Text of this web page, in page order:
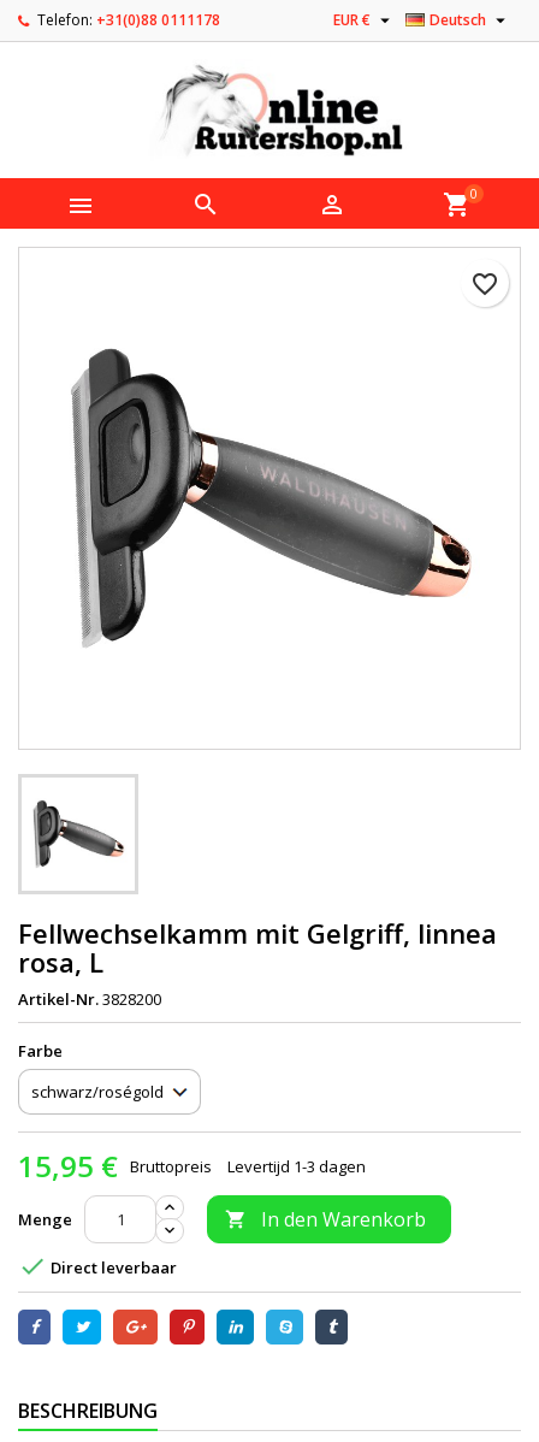
Telefon: +31(0)88 0111178 Deutsch 
EUR € 
   shopping_cart0
favorite_border
Fellwechselkamm mit Gelgriff, linnea
rosa, L
Artikel-Nr.3828200
Farbe
15,95 € Bruttopreis Levertijd 1-3 dagen
Menge  In den Warenkorb
 Direct leverbaar
BESCHREIBUNG